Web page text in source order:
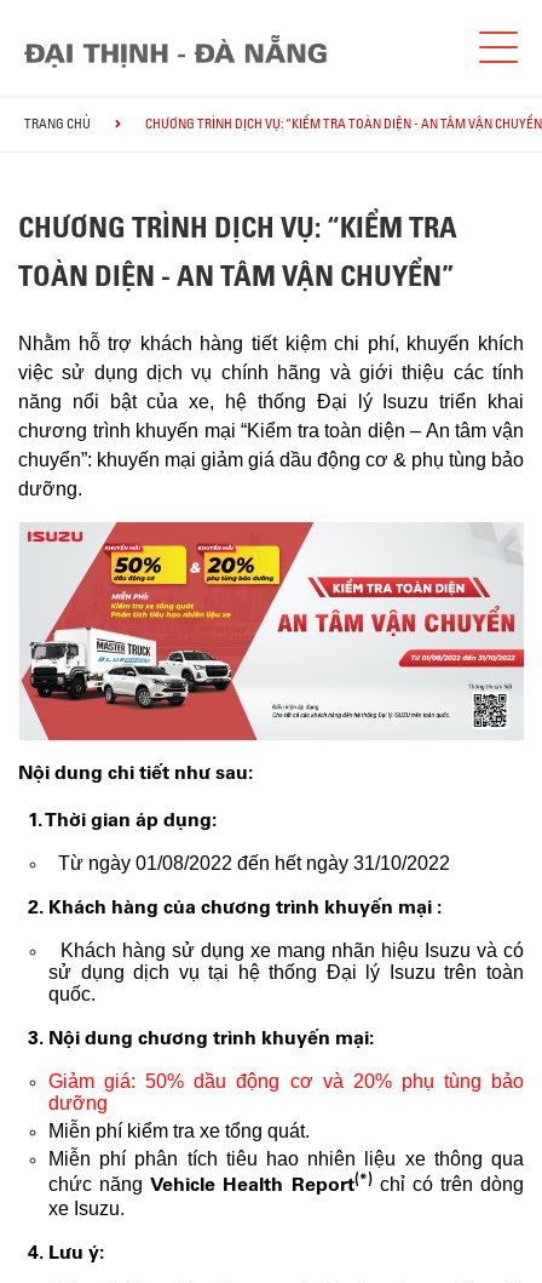
TRANG CHỦ CHƯƠNG TRÌNH DỊCH VỤ: “KIỂM TRA TOÀN DIỆN - AN TÂM VẬN
CHƯƠNG TRÌNH DỊCH VỤ: “KIỂM TRA
TOÀN DIỆN - AN TÂM VẬN CHUYỂN”
Nhằm hỗ trợ khách hàng tiết kiệm chi phí, khuyến khích
việc sử dụng dịch vụ chính hãng và giới thiệu các tính
năng nổi bật của xe, hệ thống Đại lý Isuzu triển khai
chương trình khuyến mại “Kiểm tra toàn diện – An tâm vận
chuyển”: khuyến mại giảm giá dầu động cơ & phụ tùng bảo
dưỡng.
Nội dung chi tiết như sau:
1. Thời gian áp dụng:
Từ ngày 01/08/2022 đến hết ngày 31/10/2022
2. Khách hàng của chương trình khuyến mại :
Khách hàng sử dụng xe mang nhãn hiệu Isuzu và có
sử dụng dịch vụ tại hệ thống Đại lý Isuzu trên toàn
quốc.
3. Nội dung chương trình khuyến mại:
Giảm giá: 50% dầu động cơ và 20% phụ tùng bảo
dưỡng
Miễn phí kiểm tra xe tổng quát.
Miễn phí phân tích tiêu hao nhiên liệu xe thông qua
chức năngVehicle Health Report(*)chỉ có trên dòng
xe Isuzu.
4. Lưu ý: